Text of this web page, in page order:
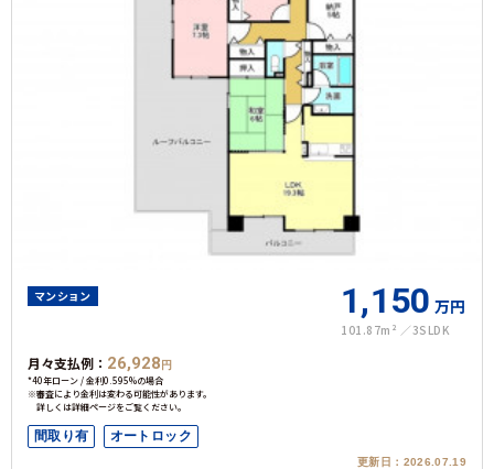
マンション 1,150 万円
101.87m² 3SLDK
月々支払例： 26,928 円
*40年ローン / 金利0.595%の場合
※審査により金利は変わる可能性があります。
詳しくは詳細ページをご覧ください。
間取り有 オートロック
更新日： 2026.07.19